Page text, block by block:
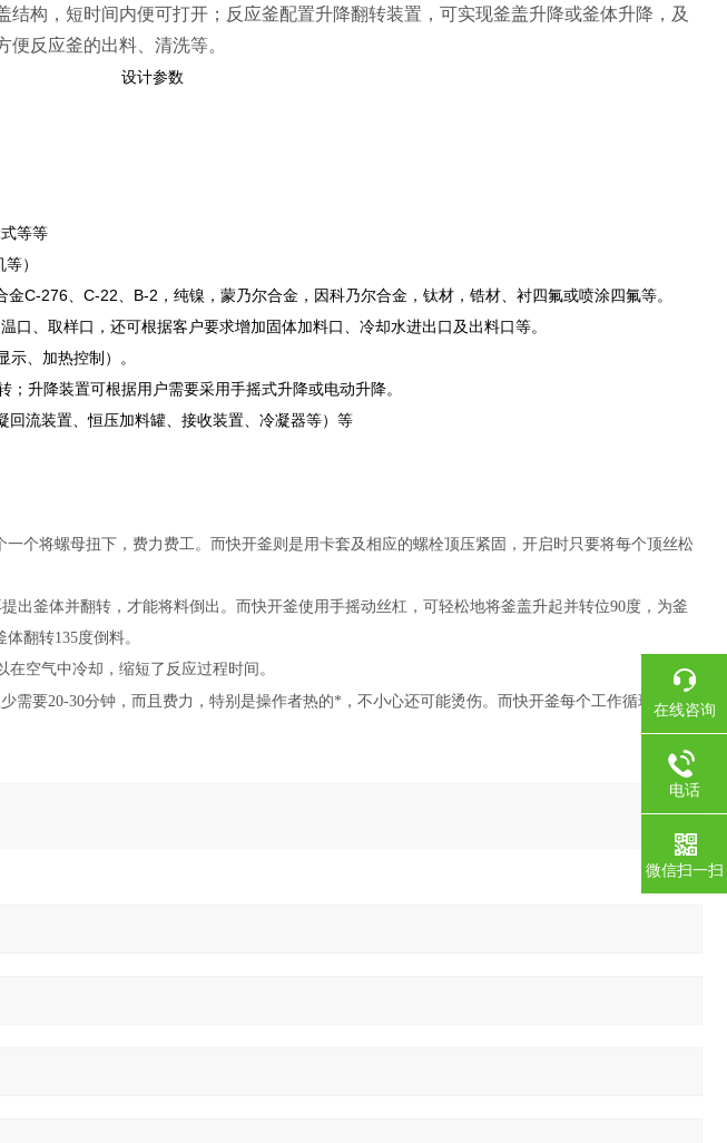
构，短时间内便可打开；反应釜配置升降翻转装置，可实现釜盖升降或釜体升降，及
反应釜的出料、清洗等。
设计参数
等等
）
C-276、C-22、B-2，纯镍，蒙乃尔合金，因科乃尔合金，钛材，锆材、衬四氟或喷涂四氟等。
口、取样口，还可根据客户要求增加固体加料口、冷却水进出口及出料口等。
示、加热控制）。
；升降装置可根据用户需要采用手摇式升降或电动升降。
回流装置、恒压加料罐、接收装置、冷凝器等）等
个将螺母扭下，费力费工。而快开釜则是用卡套及相应的螺栓顶压紧固，开启时只要将每个顶丝松
出釜体并翻转，才能将料倒出。而快开釜使用手摇动丝杠，可轻松地将釜盖升起并转位90度，为釜
翻转135度倒料。
空气中冷却，缩短了反应过程时间。
需要20-30分钟，而且费力，特别是操作者热的*，不小心还可能烫伤。而快开釜每个工作循环只需几
在线咨询
电话
微信扫一扫